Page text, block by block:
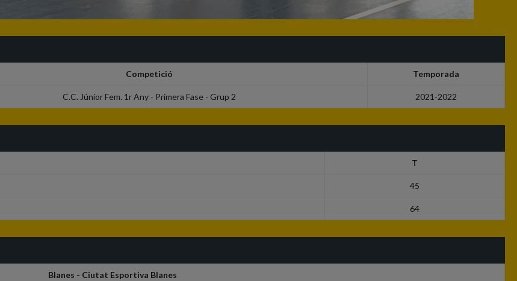
Competició Temporada
C.C. Júnior Fem. 1r Any - Primera Fase - Grup 2 2021-2022
T
45
64
Blanes - Ciutat Esportiva Blanes